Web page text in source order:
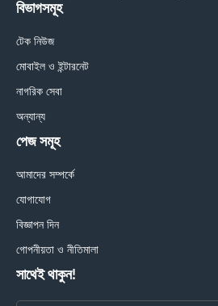
বিভাগসমূহ
টেক নিউজ
মোবাইল ও ইন্টারনেট
নাগরিক সেবা
অন্যান্য
পেজ সমূহ
আমাদের সম্পর্কে
যোগাযোগ
বিজ্ঞাপন দিন
গোপনীয়তা ও নীতিমালা
সাথেই থাকুন!